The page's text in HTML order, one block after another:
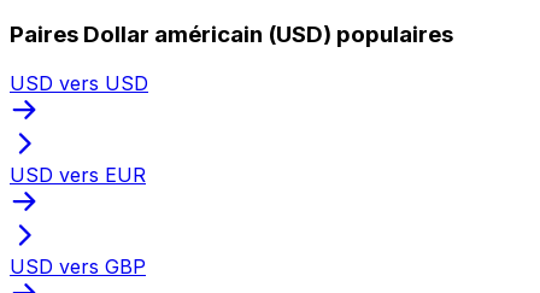
Paires Dollar américain (USD) populaires
USD vers USD
USD vers EUR
USD vers GBP